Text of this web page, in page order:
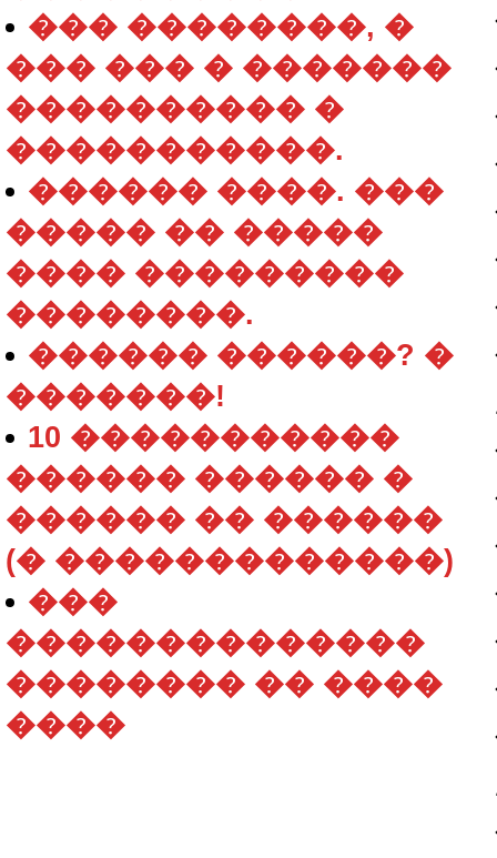
��� ��������, �
��� ��� � �������
���������� �
�����������.
������ ����. ���
����� �� �����
���� ���������
��������.
������ ������? �
�������!
10 �����������
������ ������ �
������ �� ������
(� �������������)
���
��������������
�������� �� ����
����